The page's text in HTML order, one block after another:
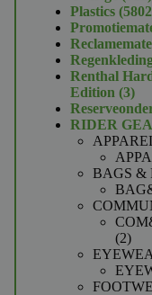
Plastics 5802
Renthal
Edition 33
RIDER
BAGS &
22